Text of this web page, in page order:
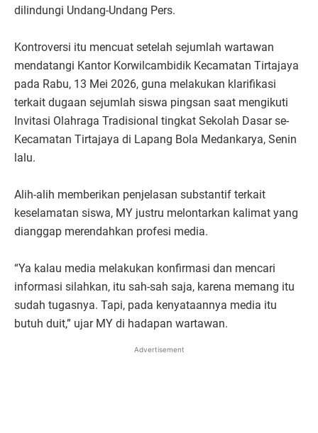
dilindungi Undang-Undang Pers.
Kontroversi itu mencuat setelah sejumlah wartawan
mendatangi Kantor Korwilcambidik Kecamatan Tirtajaya
pada Rabu, 13 Mei 2026, guna melakukan klarifikasi
terkait dugaan sejumlah siswa pingsan saat mengikuti
Invitasi Olahraga Tradisional tingkat Sekolah Dasar se-
Kecamatan Tirtajaya di Lapang Bola Medankarya, Senin
lalu.
Alih-alih memberikan penjelasan substantif terkait
keselamatan siswa, MY justru melontarkan kalimat yang
dianggap merendahkan profesi media.
“Ya kalau media melakukan konfirmasi dan mencari
informasi silahkan, itu sah-sah saja, karena memang itu
sudah tugasnya. Tapi, pada kenyataannya media itu
butuh duit,” ujar MY di hadapan wartawan.
Advertisement